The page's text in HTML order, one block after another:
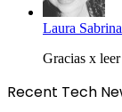
Laura Sabrina
Gracias x
Recent Tech